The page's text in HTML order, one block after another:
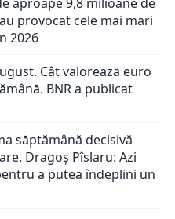
provocat cele mai mari
2026
Cât valorează euro
BNR a publicat
săptămână decisivă
Dragoș Pîslaru: Azi
a putea îndeplini un